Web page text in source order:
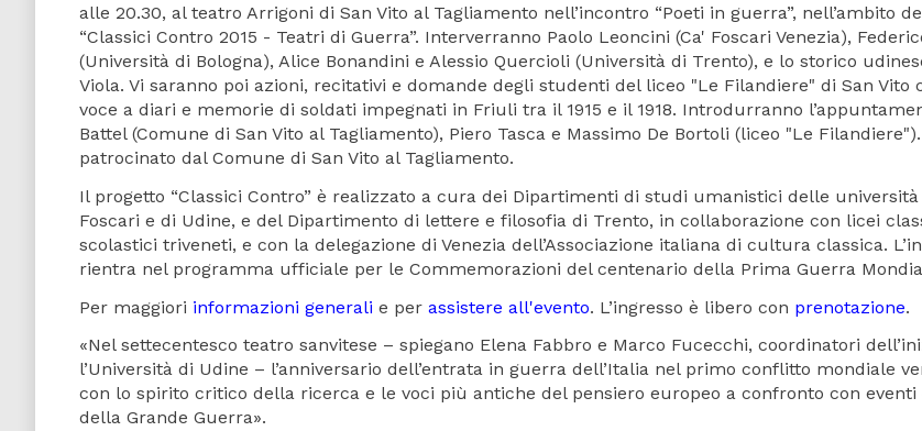
alle 20.30, al teatro Arrigoni di San Vito al Tagliamento nell’incontro “Poeti in guerra”, nell’ambito
“Classici Contro 2015 - Teatri di Guerra”. Interverranno Paolo Leoncini (Ca' Foscari Venezia),
(Università di Bologna), Alice Bonandini e Alessio Quercioli (Università di Trento), e lo storico
Viola. Vi saranno poi azioni, recitativi e domande degli studenti del liceo "Le Filandiere" di San Vito
voce a diari e memorie di soldati impegnati in Friuli tra il 1915 e il 1918. Introdurranno
Battel (Comune di San Vito al Tagliamento), Piero Tasca e Massimo De Bortoli (liceo "Le
patrocinato dal Comune di San Vito al Tagliamento.
Il progetto “Classici Contro” è realizzato a cura dei Dipartimenti di studi umanistici delle università
Foscari e di Udine, e del Dipartimento di lettere e filosofia di Trento, in collaborazione con licei
scolastici triveneti, e con la delegazione di Venezia dell’Associazione italiana di cultura classica.
rientra nel programma ufficiale per le Commemorazioni del centenario della Prima Guerra
Per maggiori informazioni generali e per assistere all'evento. L’ingresso è libero con prenotazione.
«Nel settecentesco teatro sanvitese – spiegano Elena Fabbro e Marco Fucecchi, coordinatori
l’Università di Udine – l’anniversario dell’entrata in guerra dell’Italia nel primo conflitto mondiale
con lo spirito critico della ricerca e le voci più antiche del pensiero europeo a confronto con eventi
della Grande Guerra».